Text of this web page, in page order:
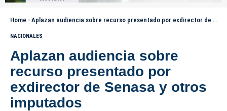
Home - Aplazan audiencia sobre recurso presentado por exdirector de Senasa y otros imputados
NACIONALES
Aplazan audiencia sobre
recurso presentado por
exdirector de Senasa y otros
imputados